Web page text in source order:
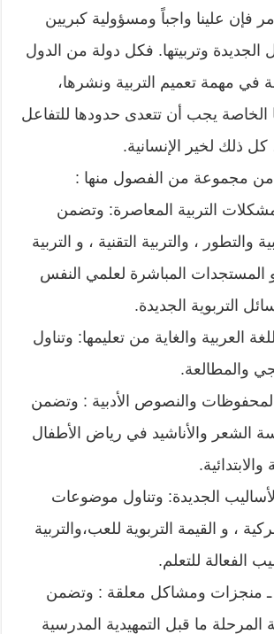
فإن علينا واجباً ومسؤولية كبريين
الجديدة وتربيتها. فكل دولة من الدول
في مهمة تعميم التربية ونشرها،
الخاصة يجب أن تتعدى حدودها للتفاعل
ذلك لخير الإنسانية.
من مجموعة من الفصول منها :
التربية المعاصرة: وتضمن
والتطور ، والتربية التقنية ، و التربية
و المستجدات المباشرة لعلمي النفس
التربوية الجديدة.
العربية والغاية من تعليمها: وتناول
والمطالعة.
المحفوظات والنصوص الأدبية : وتضمن
الشعر والأناشيد في رياض الأطفال
الجديدة: وتناول موضوعات
، و القيمة التربوية للعب،والتربية
الفعالة للتعلم.
منجزات ومشاكل معلقة : وتضمن
المرحلة ما قبل التمهيدية المدرسية